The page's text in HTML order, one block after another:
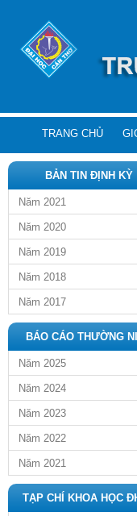
TRANG CHỦ
BẢN TIN ĐỊNH KỲ
Năm 2021
Năm 2020
Năm 2019
Năm 2018
Năm 2017
BÁO CÁO THƯỜNG
Năm 2025
Năm 2024
Năm 2023
Năm 2022
Năm 2021
TẠP CHÍ KHOA HỌC